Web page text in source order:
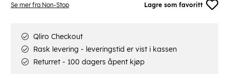
Se mer fra Non-Stop Lagre som favoritt
Qliro Checkout
Rask levering - leveringstid er vist i kassen
Returret - 100 dagers åpent kjøp